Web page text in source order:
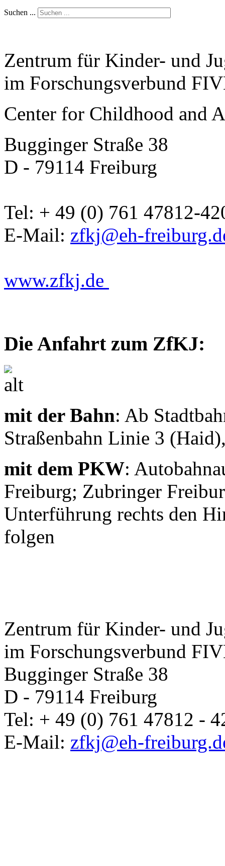
Suchen ...
Zentrum für Kinder- und
im Forschungsverbund
Center for Childhood and
Bugginger Straße 38
D - 79114 Freiburg
Tel: + 49 (0) 761 47812-
E-Mail: zfkj@eh-
www.zfkj.de
Die Anfahrt zum ZfKJ:
mit der Bahn: Ab
Straßenbahn Linie 3
mit dem PKW:
Freiburg; Zubringer
Unterführung rechts den
folgen
Zentrum für Kinder- und
im Forschungsverbund
Bugginger Straße 38
D - 79114 Freiburg
Tel: + 49 (0) 761 47812 -
E-Mail: zfkj@eh-